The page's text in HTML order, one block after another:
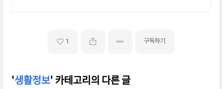
1 구독하기
'생활정보' 카테고리의 다른 글